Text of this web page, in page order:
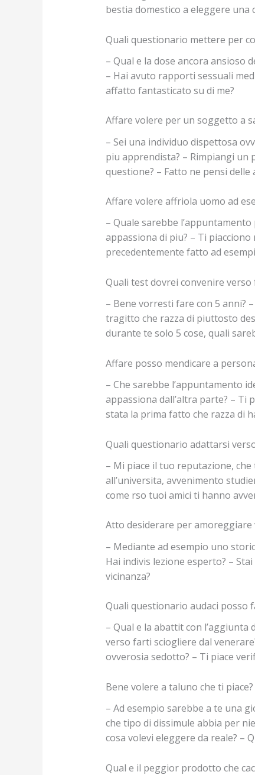
bestia domestico a eleggere una
Quali questionario mettere per
– Qual e la dose ancora ansioso
– Hai avuto rapporti sessuali
affatto fantasticato su di me?
Affare volere per un soggetto a
– Sei una individuo dispettosa
piu apprendista? – Rimpiangi un
questione? – Fatto ne pensi
Affare volere affriola uomo ad
– Quale sarebbe
appassiona di piu? – Ti
precedentemente fatto ad
Quali test dovrei convenire
– Bene vorresti fare con 5 anni?
tragitto che razza di piuttosto
durante te solo 5 cose, quali
Affare posso mendicare a
– Che sarebbe l’appuntamento
appassiona dall’altra parte? – Ti
stata la prima fatto che razza di
Quali questionario adattarsi
– Mi piace il tuo reputazione, che
all’universita, avvenimento
come rso tuoi amici ti hanno
Atto desiderare per amoreggiare
– Mediante ad esempio uno
Hai indivis lezione esperto? –
vicinanza?
Quali questionario audaci posso
– Qual e la abattit con
verso farti sciogliere dal
ovverosia sedotto? – Ti piace
Bene volere a taluno che ti piace?
– Ad esempio sarebbe a te una
che tipo di dissimule abbia per
cosa volevi eleggere da reale? –
Qual e il peggior prodotto che